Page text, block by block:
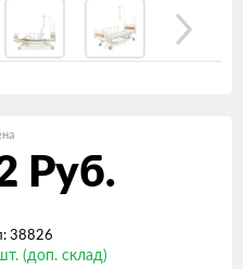
Руб.
38826
(доп. склад)